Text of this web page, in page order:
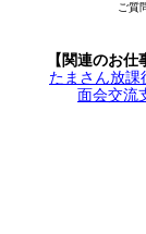
ご質
【関連のお仕
たまさん放課
面会交流